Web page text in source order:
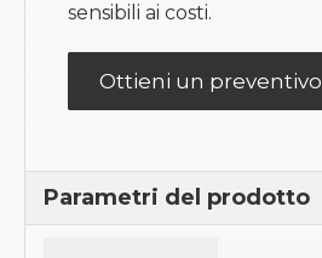
sensibili ai costi.
Ottieni un preventivo
Parametri del prodotto